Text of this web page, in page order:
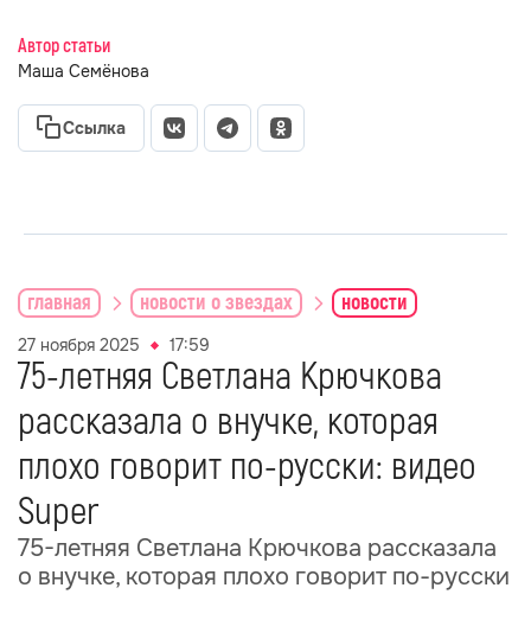
Автор статьи
Маша Семёнова
Ссылка
главная новости о звездах новости
27 ноября 2025 17:59
75-летняя Светлана Крючкова
рассказала о внучке, которая
плохо говорит по-русски: видео
Super
75-летняя Светлана Крючкова рассказала
о внучке, которая плохо говорит по-русски